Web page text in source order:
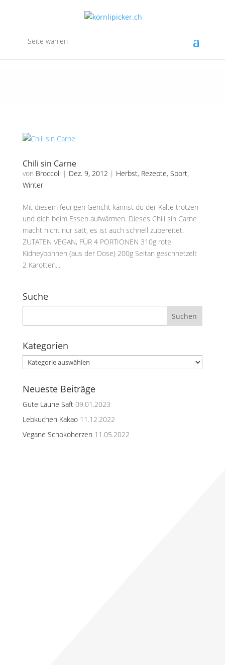
Seite wählen
Chili sin Carne
von Broccoli | Dez. 9, 2012 | Herbst, Rezepte, Sport,
Winter
Mit diesem feurigen Gericht kannst du der Kälte trotzen
und dich beim Essen aufwärmen. Dieses Chili sin Carne
macht nicht nur satt, es ist auch schnell zubereitet.
ZUTATEN VEGAN, FÜR 4 PORTIONEN 310g rote
Kidneybohnen (aus der Dose) 200g Seitan geschnetzelt
2 Karotten...
Suche
Kategorien
Kategorien
Neueste Beiträge
Gute Laune Saft 09.01.2023
Lebkuchen Kakao 11.12.2022
Vegane Schokoherzen 11.05.2022